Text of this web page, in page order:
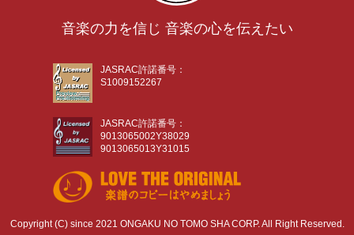
音楽の力を信じ 音楽の心を伝えたい
JASRAC許諾番号：
S1009152267
JASRAC許諾番号：
9013065002Y38029
9013065013Y31015
Copyright (C) since 2021 ONGAKU NO TOMO SHA CORP. All Right Reserved.